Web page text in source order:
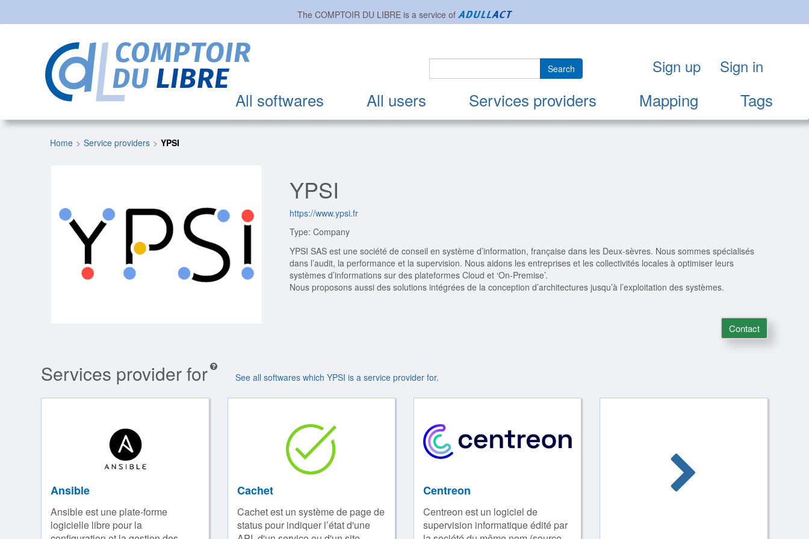
The COMPTOIR DU LIBREis a service of
All softwares All users Services providers Mapping Tags
Search Sign up Sign in
Home Service providers YPSI
YPSI
https://www.ypsi.fr
Type: Company
YPSI SAS est une société de conseil en système d’information, française dans les Deux-sèvres. Nous sommes spécialisés
dans l’audit, la performance et la supervision. Nous aidons les entreprises et les collectivités locales à optimiser leurs
systèmes d’informations sur des plateformes Cloud et ‘On-Premise’.
Nous proposons aussi des solutions intégrées de la conception d’architectures jusqu’à l’exploitation des systèmes.
Contact
Services provider for See all softwares which YPSI is a service provider for.
Ansible
Ansible est une plate-forme
logicielle libre pour la
Cachet
Cachet est un système de page de
status pour indiquer l’état d'une
Centreon
Centreon est un logiciel de
supervision informatique édité par